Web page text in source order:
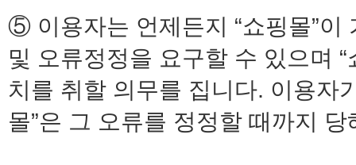
⑤ 이용자는 언제든지 “쇼핑몰”이
및 오류정정을 요구할 수 있으며
치를 취할 의무를 집니다. 이용자
몰”은 그 오류를 정정할 때까지